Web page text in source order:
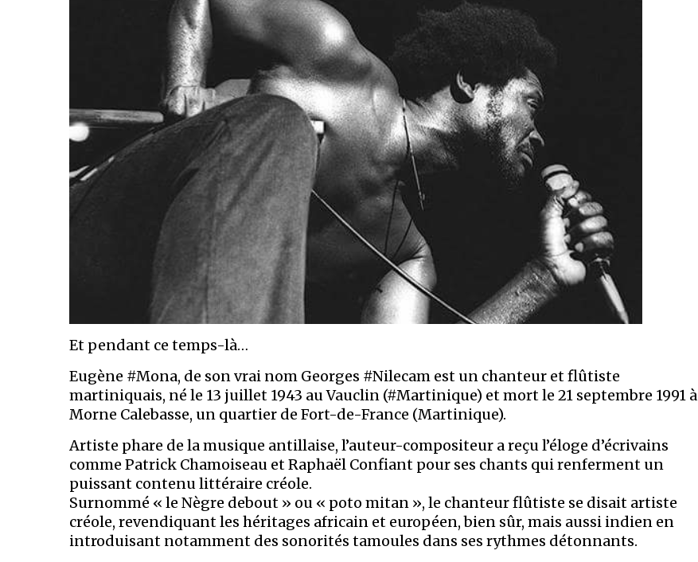
Et pendant ce temps-là…
Eugène #Mona, de son vrai nom Georges #Nilecam est un chanteur et flûtiste
martiniquais, né le 13 juillet 1943 au Vauclin (#Martinique) et mort le 21 septembre 1991 à
Morne Calebasse, un quartier de Fort-de-France (Martinique).
Artiste phare de la musique antillaise, l’auteur-compositeur a reçu l’éloge d’écrivains
comme Patrick Chamoiseau et Raphaël Confiant pour ses chants qui renferment un
puissant contenu littéraire créole.
Surnommé « le Nègre debout » ou « poto mitan », le chanteur flûtiste se disait artiste
créole, revendiquant les héritages africain et européen, bien sûr, mais aussi indien en
introduisant notamment des sonorités tamoules dans ses rythmes détonnants.